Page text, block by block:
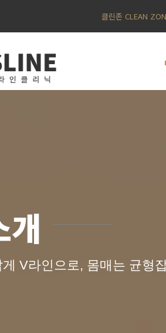
클린존 CLEAN
개
V라인으로, 몸매는 균형